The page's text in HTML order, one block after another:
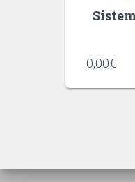
0,00€